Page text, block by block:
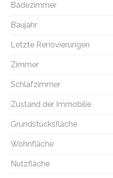
Badezimmer
Baujahr
Letzte Renovierungen
Zimmer
Schlafzimmer
Zustand der Immobilie
Grundstücksfläche
Wohnfläche
Nutzfläche